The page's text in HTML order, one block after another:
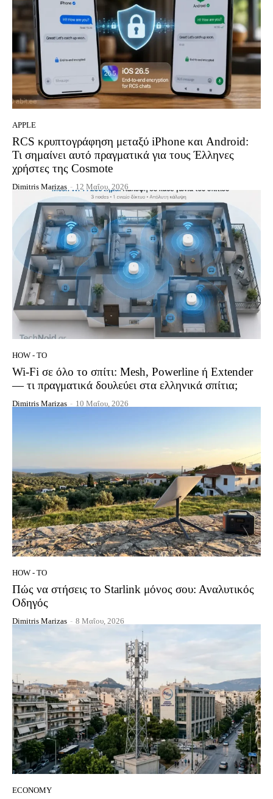
APPLE
RCS κρυπτογράφηση μεταξύ iPhone και Android:
Τι σημαίνει αυτό πραγματικά για τους Έλληνες
χρήστες της Cosmote
Dimitris Marizas - 12 Μαΐου, 2026
HOW - TO
Wi-Fi σε όλο το σπίτι: Mesh, Powerline ή Extender
— τι πραγματικά δουλεύει στα ελληνικά σπίτια;
Dimitris Marizas - 10 Μαΐου, 2026
HOW - TO
Πώς να στήσεις το Starlink μόνος σου: Αναλυτικός
Οδηγός
Dimitris Marizas - 8 Μαΐου, 2026
ECONOMY